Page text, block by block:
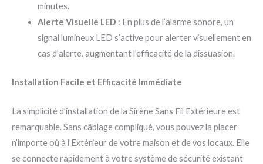
minutes.
Alerte Visuelle LED : En plus de l’alarme sonore, un
signal lumineux LED s’active pour alerter visuellement en
cas d’alerte, augmentant l’efficacité de la dissuasion.
Installation Facile et Efficacité Immédiate
La simplicité d’installation de la Sirène Sans Fil Extérieure est
remarquable. Sans câblage compliqué, vous pouvez la placer
n’importe où à l’Extérieur de votre maison et de vos locaux. Elle
se connecte rapidement à votre système de sécurité existant